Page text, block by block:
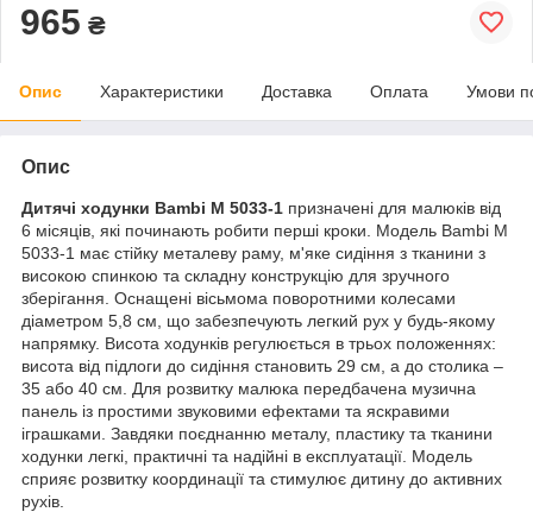
965 ₴
Опис Характеристики Доставка Оплата Умови
Опис
Дитячі ходунки Bambi M 5033-1 призначені для малюків від
6 місяців, які починають робити перші кроки. Модель Bambi M
5033-1 має стійку металеву раму, м'яке сидіння з тканини з
високою спинкою та складну конструкцію для зручного
зберігання. Оснащені вісьмома поворотними колесами
діаметром 5,8 см, що забезпечують легкий рух у будь-якому
напрямку. Висота ходунків регулюється в трьох положеннях:
висота від підлоги до сидіння становить 29 см, а до столика –
35 або 40 см. Для розвитку малюка передбачена музична
панель із простими звуковими ефектами та яскравими
іграшками. Завдяки поєднанню металу, пластику та тканини
ходунки легкі, практичні та надійні в експлуатації. Модель
сприяє розвитку координації та стимулює дитину до активних
рухів.